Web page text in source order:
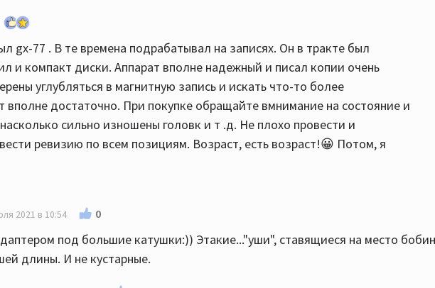
gx-77 . В те времена подрабатывал на записях. Он в тракте был
и компакт диски. Аппарат вполне надежный и писал копии очень
углубляться в магнитную запись и искать что-то более
вполне достаточно. При покупке обращайте вмнимание на состояние и
сильно изношены головк и т .д. Не плохо провести и
ревизию по всем позициям. Возраст, есть возраст!😀 Потом, я
2021 в 10:54 0
под большие катушки:)) Этакие..."уши", ставящиеся на место
длины. И не кустарные.